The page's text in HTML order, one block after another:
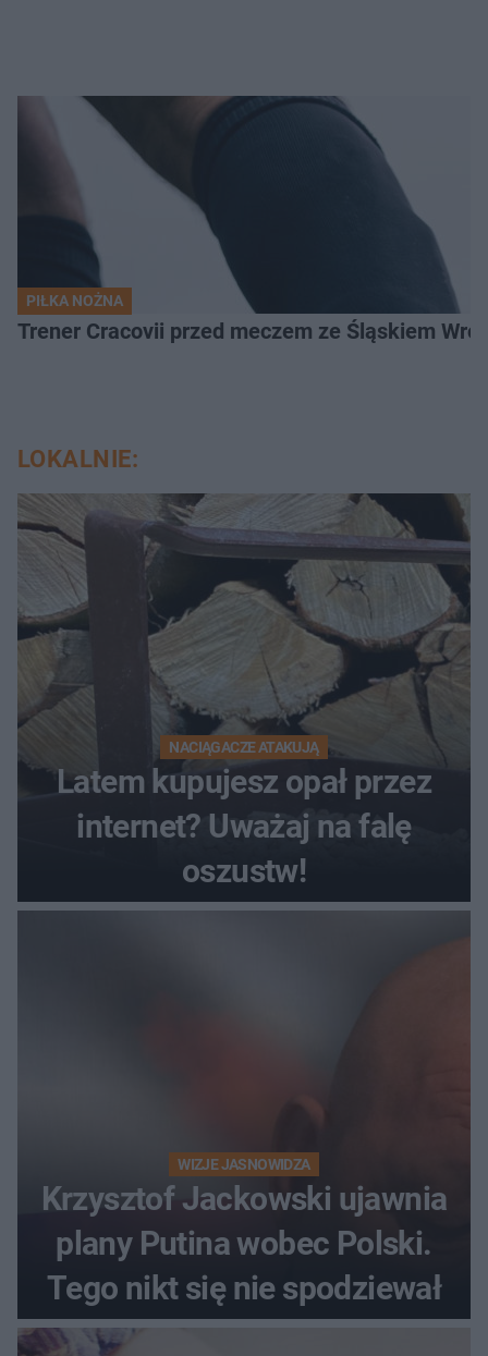
PIŁKA NOŻNA
Trener Cracovii przed meczem ze Śląskiem
LOKALNIE:
NACIĄGACZE ATAKUJĄ
Latem kupujesz opał przez
internet? Uważaj na falę
oszustw!
WIZJE JASNOWIDZA
Krzysztof Jackowski ujawnia
plany Putina wobec Polski.
Tego nikt się nie spodziewał